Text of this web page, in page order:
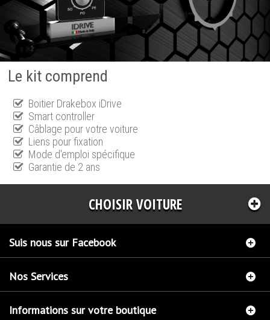
Le kit comprend
Boitier Drakebox iDrive
Smart controller
Câblage pour votre voiture
Liens pour fixation
Mode d'emploi spécifique
Garantie de 2 ans
CHOISIR VOITURE
Suis nous sur Facebook
Nos Services
Informations sur votre boutique